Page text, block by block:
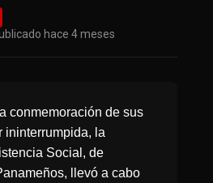
hace 4 meses
conmemoración de sus
ininterrumpida, la
Social, de
llevó a cabo